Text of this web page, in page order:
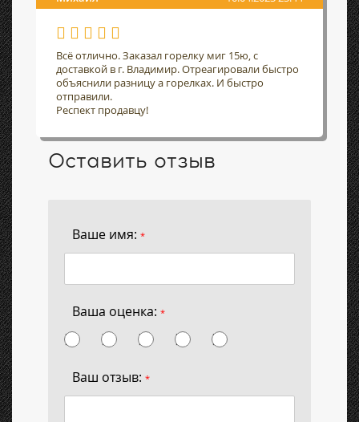
Всё отлично. Заказал горелку миг 15ю, с
доставкой в г. Владимир. Отреагировали быстро
объяснили разницу а горелках. И быстро
отправили.
Респект продавцу!
Оставить отзыв
Ваше имя: *
Ваша оценка: *
Ваш отзыв: *